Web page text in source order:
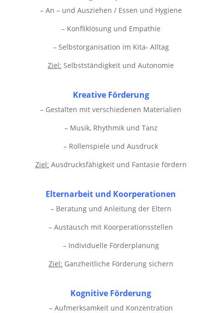
– An – und Ausziehen / Essen und Hygiene
– Konfliklösung und Empathie
– Selbstorganisation im Kita- Alltag
Ziel: Selbstständigkeit und Autonomie
Kreative Förderung
– Gestalten mit verschiedenen Materialien
– Musik, Rhythmik und Tanz
– Rollenspiele und Ausdruck
Ziel: Ausdrucksfähigkeit und Fantasie fördern
Elternarbeit und Koorperationen
– Beratung und Anleitung der Eltern
– Austausch mit Koorperationsstellen
– Individuelle Förderplanung
Ziel: Ganzheitliche Förderung sichern
Kognitive Förderung
– Aufmerksamkeit und Konzentration